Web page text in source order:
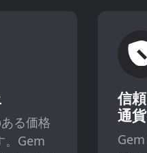
る価格
。Gem
信
通
Gem